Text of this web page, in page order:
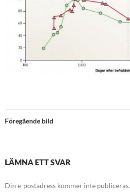
Föregående bild
LÄMNA ETT SVAR
Din e-postadress kommer inte publiceras.